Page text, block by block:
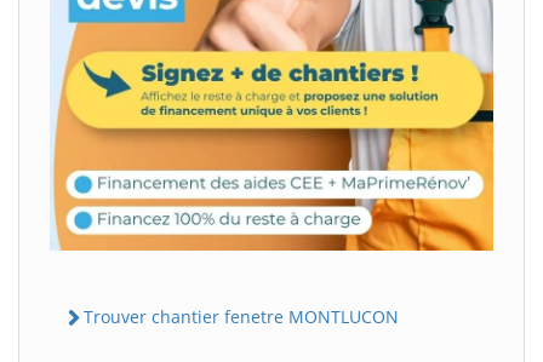
Trouver chantier fenetre MONTLUCON